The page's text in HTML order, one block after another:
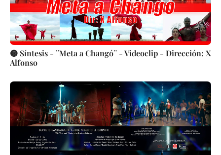
🟡 Síntesis - ¨Meta a Changó¨ - Videoclip - Dirección: X
Alfonso